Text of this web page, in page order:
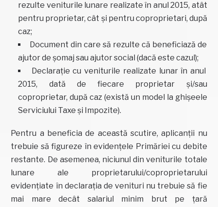
rezulte veniturile lunare realizate în anul 2015, atât
pentru proprietar, cât și pentru coproprietari, după
caz;
Document din care să rezulte că beneficiază de
ajutor de șomaj sau ajutor social (dacă este cazul);
Declarație cu veniturile realizate lunar în anul
2015, dată de fiecare proprietar și/sau
coproprietar, după caz (există un model la ghișeele
Serviciului Taxe și Impozite).
Pentru a beneficia de această scutire, aplicanții nu
trebuie să figureze în evidențele Primăriei cu debite
restante. De asemenea, niciunul din veniturile totale
lunare ale proprietarului/coproprietarului
evidențiate în declarația de venituri nu trebuie să fie
mai mare decât salariul minim brut pe țară